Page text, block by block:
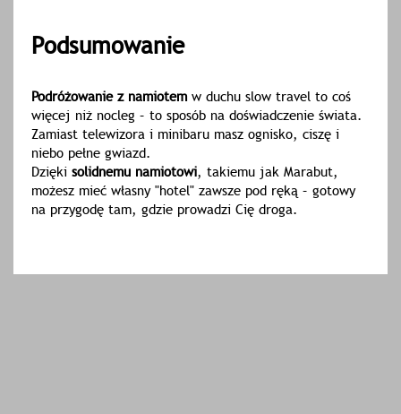
Podsumowanie
Podróżowanie z namiotemw duchu slow travel to coś
więcej niż nocleg – to sposób na doświadczenie świata.
Zamiast telewizora i minibaru masz ognisko, ciszę i
niebo pełne gwiazd.
Dzięki solidnemu namiotowi, takiemu jak Marabut,
możesz mieć własny "hotel" zawsze pod ręką – gotowy
na przygodę tam, gdzie prowadzi Cię droga.